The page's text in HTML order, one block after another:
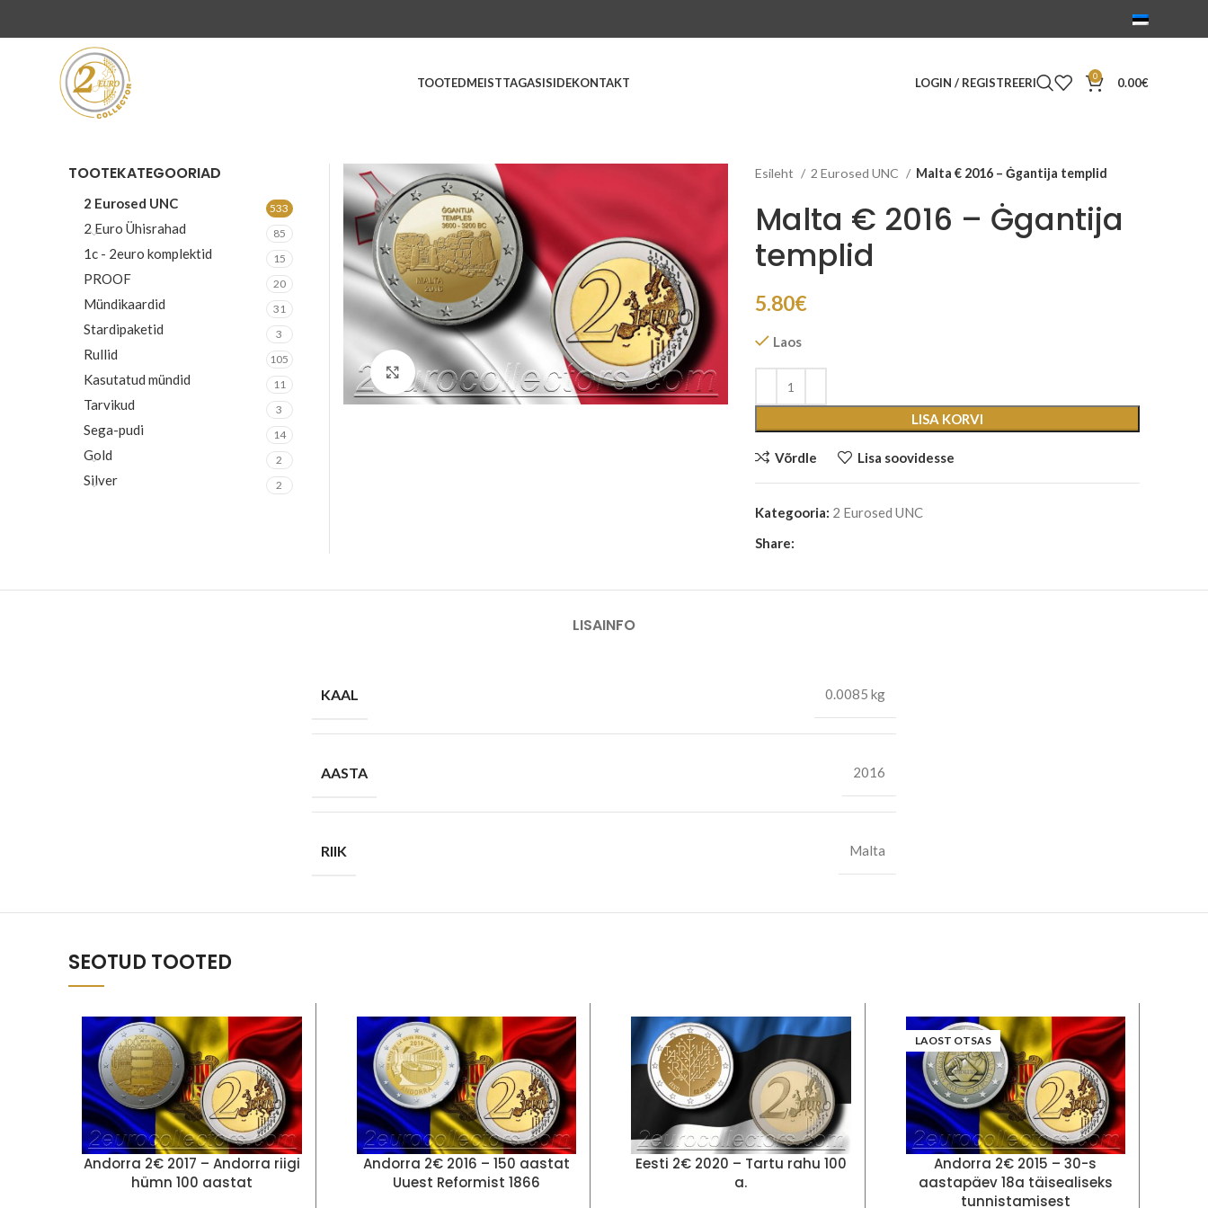
TOOTEDMEISTTAGASISIDEKONTAKT LOGIN / REGISTREERI 0 0.00€
Suurenda
Esileht 2 Eurosed UNC Malta € 2016 – Ġgantija templid
Malta € 2016 – Ġgantija
templid
5.80€
Laos
LISA KORVI
Võrdle Lisa soovidesse
Kategooria: 2 Eurosed UNC
Share:
TOOTEKATEGOORIAD
2 Eurosed UNC 533
2 Euro Ühisrahad 85
1c - 2euro komplektid 15
PROOF 20
Mündikaardid 31
Stardipaketid 3
Rullid 105
Kasutatud mündid 11
Tarvikud 3
Sega-pudi 14
Gold 2
Silver 2
LISAINFO
KAAL 0.0085 kg
AASTA 2016
RIIK Malta
SEOTUD TOOTED
Andorra 2€ 2017 – Andorra riigi
hümn 100 aastat
Andorra 2€ 2016 – 150 aastat
Uuest Reformist 1866
Eesti 2€ 2020 – Tartu rahu 100
a.
LAOST OTSAS
Andorra 2€ 2015 – 30-s
aastapäev 18a täisealiseks
tunnistamisest